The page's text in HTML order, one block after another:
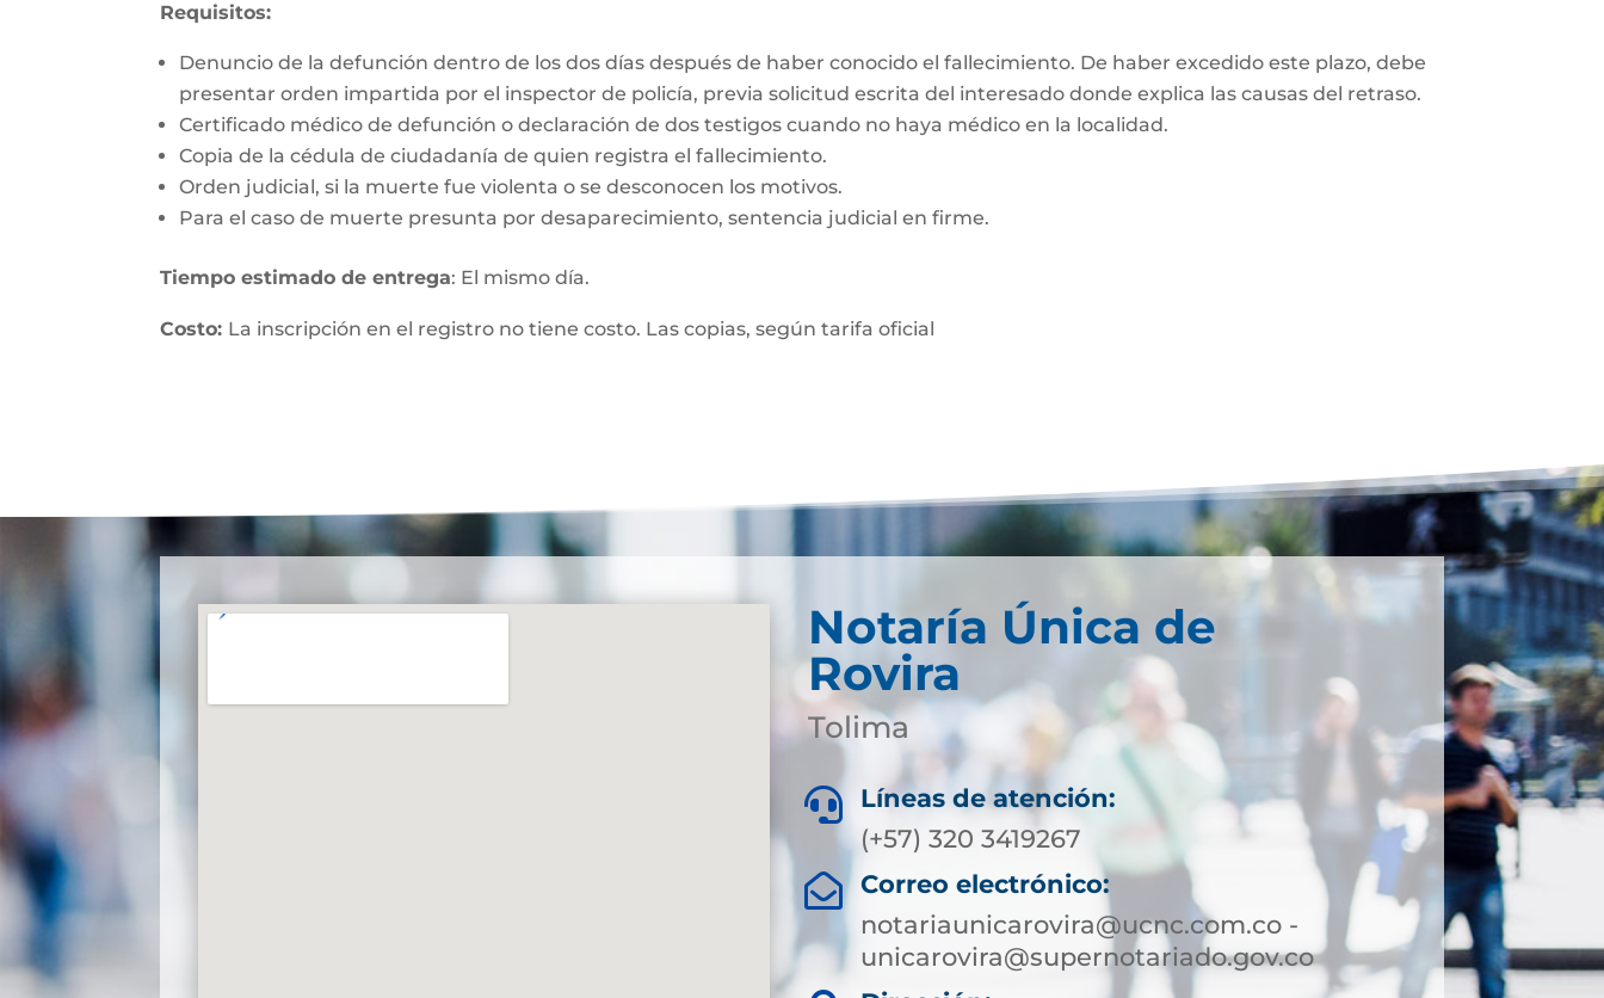
Requisitos:
Denuncio de la defunción dentro de los dos días después de haber conocido el fallecimiento. De haber excedido este plazo, debe
presentar orden impartida por el inspector de policía, previa solicitud escrita del interesado donde explica las causas del retraso.
Certificado médico de defunción o declaración de dos testigos cuando no haya médico en la localidad.
Copia de la cédula de ciudadanía de quien registra el fallecimiento.
Orden judicial, si la muerte fue violenta o se desconocen los motivos.
Para el caso de muerte presunta por desaparecimiento, sentencia judicial en firme.
Tiempo estimado de entrega: El mismo día.
Costo: La inscripción en el registro no tiene costo. Las copias, según tarifa oficial
Notaría Única de
Rovira
Tolima

Líneas de atención:
(+57) 320 3419267

Correo electrónico:
notariaunicarovira@ucnc.com.co -
unicarovira@supernotariado.gov.co